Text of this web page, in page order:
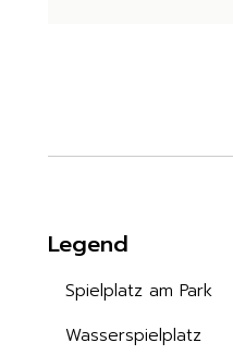
Legend
Spielplatz am Park
Wasserspielplatz